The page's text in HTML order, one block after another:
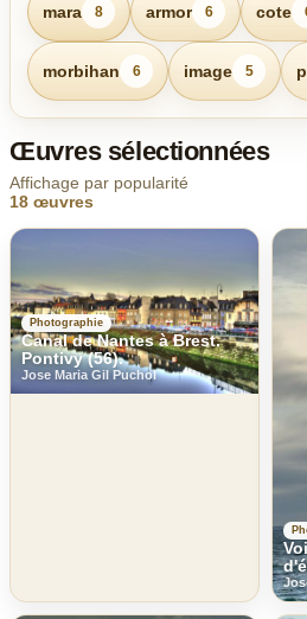
mara 8 armor 6 cote
morbihan 6 image 5
Œuvres sélectionnées
Affichage par popularité
18 œuvres
Photographie
Canal de Nantes à Brest.
Pontivy (56).
Jose Maria Gil Puchol